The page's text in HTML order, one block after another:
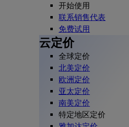
开始使用
联系销售代表
免费试用
云定价
全球定价
北美定价
欧洲定价
亚太定价
南美定价
特定地区定价